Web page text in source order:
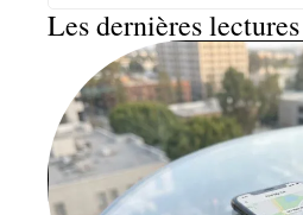
Les dernières lectures